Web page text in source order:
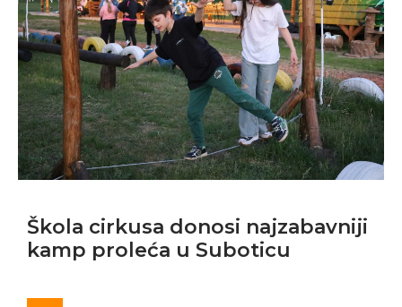
Škola cirkusa donosi najzabavniji
kamp proleća u Suboticu